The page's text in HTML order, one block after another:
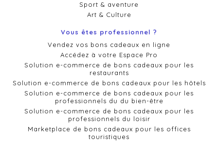
Sport & aventure
Art & Culture
Vous êtes professionnel ?
Vendez vos bons cadeaux en ligne
Accédez à votre Espace Pro
Solution e-commerce de bons cadeaux pour les
restaurants
Solution e-commerce de bons cadeaux pour les hôtels
Solution e-commerce de bons cadeaux pour les
professionnels du du bien-être
Solution e-commerce de bons cadeaux pour les
professionnels du loisir
Marketplace de bons cadeaux pour les offices
touristiques